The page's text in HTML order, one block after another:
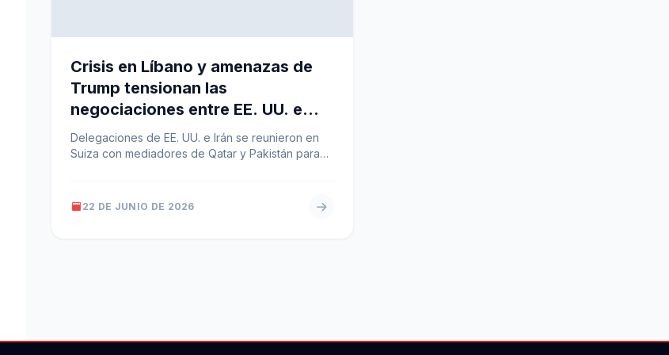
Crisis en Líbano y amenazas de
Trump tensionan las
negociaciones entre EE. UU. e
Irán en Suiza
Delegaciones de EE. UU. e Irán se reunieron en
Suiza con mediadores de Qatar y Pakistán para
22 DE JUNIO DE 2026